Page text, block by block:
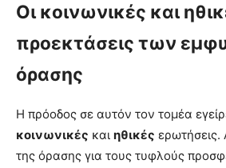
Οι κοινωνικές και
προεκτάσεις των
όρασης
Η πρόοδος σε αυτόν τον τομέα
κοινωνικές και ηθικές ερωτήσεις.
της όρασης για τους τυφλούς